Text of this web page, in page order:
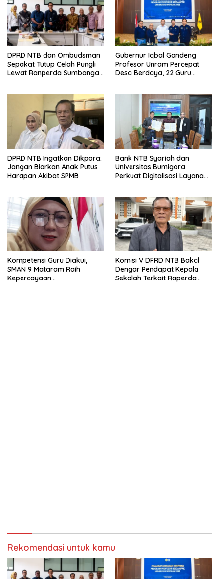
DPRD NTB dan Ombudsman
Sepakat Tutup Celah Pungli
Lewat Ranperda Sumbangan
Gubernur Iqbal Gandeng
Profesor Unram Percepat
Desa Berdaya, 22 Guru
DPRD NTB Ingatkan Dikpora:
Jangan Biarkan Anak Putus
Harapan Akibat SPMB
Bank NTB Syariah dan
Universitas Bumigora
Perkuat Digitalisasi Layanan
Kompetensi Guru Diakui,
SMAN 9 Mataram Raih
Kepercayaan
Komisi V DPRD NTB Bakal
Dengar Pendapat Kepala
Sekolah Terkait Raperda
Rekomendasi untuk kamu